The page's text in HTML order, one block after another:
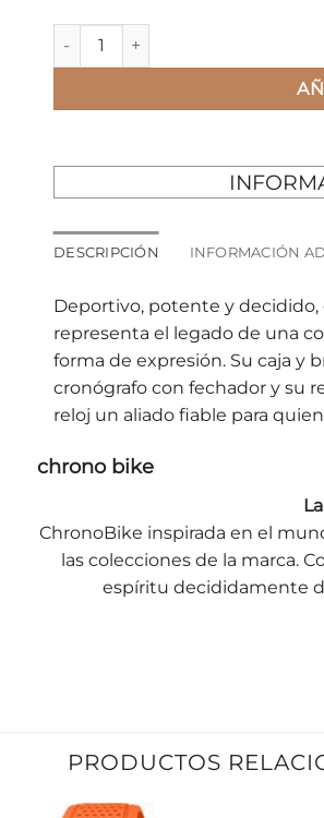
RELOJ FESTINA CHRONO BIKE
DESCRIPCIÓN INFORMACIÓN
Deportivo, potente y decidido,
representa el legado de una
forma de expresión. Su caja y
cronógrafo con fechador y su
reloj un aliado fiable para
chrono bike
ChronoBike inspirada en el
las colecciones de la marca.
espíritu decididamente
PRODUCTOS